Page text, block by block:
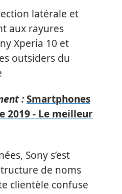
latérale et
aux rayures
Xperia 10 et
outsiders du
:Smartphones
2019 - Le meilleur
Sony s’est
de noms
clientèle confuse